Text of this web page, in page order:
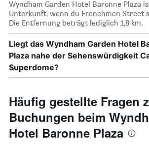
Wyndham Garden Hotel Baronne Plaza
Unterkunft, wenn du Frenchmen Street
Die Entfernung beträgt lediglich 1,8 km.
Liegt das Wyndham Garden Hotel
Plaza nahe der Sehenswürdigkeit
Superdome?
Häufig gestellte Fragen
Buchungen beim
Hotel Baronne Plaza